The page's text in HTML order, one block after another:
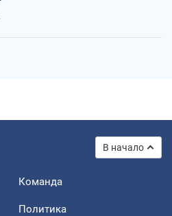
В начало
Команда
Политика